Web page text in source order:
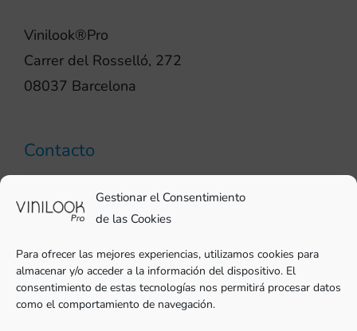
Gestionar el Consentimiento
de las Cookies
Para ofrecer las mejores experiencias, utilizamos cookies para
almacenar y/o acceder a la información del dispositivo. El
consentimiento de estas tecnologías nos permitirá procesar datos
como el comportamiento de navegación.
Vinilook®Pro
Carrer del Rosselló, 272
08037 Barcelona
Contacto
pro@vinilook.es
Vinilos decorativos envinilook.net